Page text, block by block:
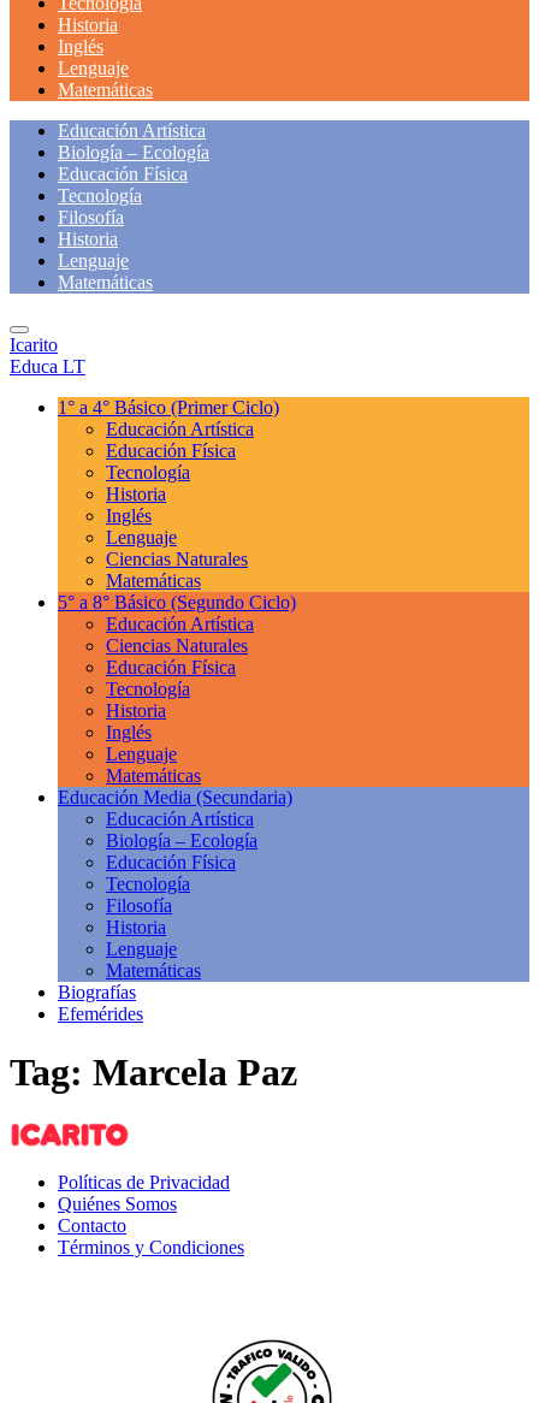
Historia
Inglés
Lenguaje
Matemáticas
Educación Artística
Biología – Ecología
Educación Física
Tecnología
Filosofía
Historia
Lenguaje
Matemáticas
Icarito
Educa LT
1° a 4° Básico (Primer Ciclo)
Educación Artística
Educación Física
Tecnología
Historia
Inglés
Lenguaje
Ciencias Naturales
Matemáticas
5° a 8° Básico (Segundo Ciclo)
Educación Artística
Ciencias Naturales
Educación Física
Tecnología
Historia
Inglés
Lenguaje
Matemáticas
Educación Media (Secundaria)
Educación Artística
Biología – Ecología
Educación Física
Tecnología
Filosofía
Historia
Lenguaje
Matemáticas
Biografías
Efemérides
Tag: Marcela Paz
Políticas de Privacidad
Quiénes Somos
Contacto
Términos y Condiciones